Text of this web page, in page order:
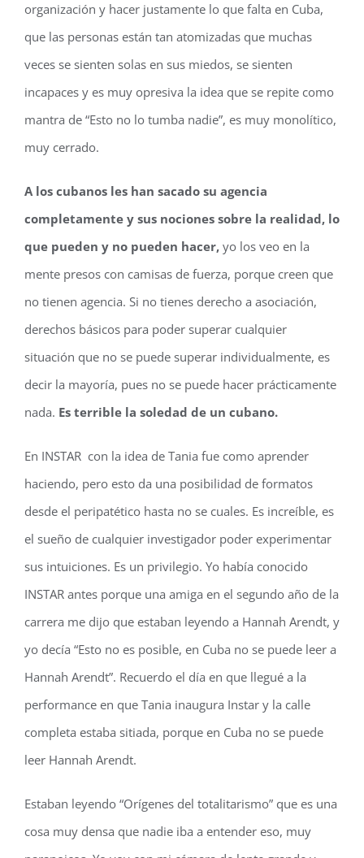
organización y hacer justamente lo que falta en Cuba,
que las personas están tan atomizadas que muchas
veces se sienten solas en sus miedos, se sienten
incapaces y es muy opresiva la idea que se repite como
mantra de “Esto no lo tumba nadie”, es muy monolítico,
muy cerrado.
A los cubanos les han sacado su agencia
completamente y sus nociones sobre la realidad, lo
que pueden y no pueden hacer, yo los veo en la
mente presos con camisas de fuerza, porque creen que
no tienen agencia. Si no tienes derecho a asociación,
derechos básicos para poder superar cualquier
situación que no se puede superar individualmente, es
decir la mayoría, pues no se puede hacer prácticamente
nada. Es terrible la soledad de un cubano.
En INSTAR con la idea de Tania fue como aprender
haciendo, pero esto da una posibilidad de formatos
desde el peripatético hasta no se cuales. Es increíble, es
el sueño de cualquier investigador poder experimentar
sus intuiciones. Es un privilegio. Yo había conocido
INSTAR antes porque una amiga en el segundo año de la
carrera me dijo que estaban leyendo a Hannah Arendt, y
yo decía “Esto no es posible, en Cuba no se puede leer a
Hannah Arendt”. Recuerdo el día en que llegué a la
performance en que Tania inaugura Instar y la calle
completa estaba sitiada, porque en Cuba no se puede
leer Hannah Arendt.
Estaban leyendo “Orígenes del totalitarismo” que es una
cosa muy densa que nadie iba a entender eso, muy